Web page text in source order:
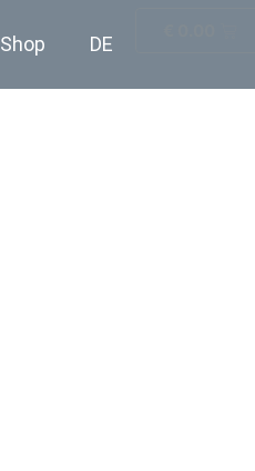
Shop DE